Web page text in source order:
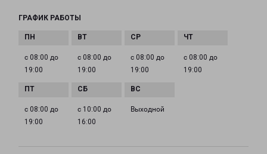
ГРАФИК РАБОТЫ
с 08:00 до
19:00
с 08:00 до
19:00
с 08:00 до
19:00
с 08:00 до
19:00
с 08:00 до
19:00
с 10:00 до
16:00
Выходной